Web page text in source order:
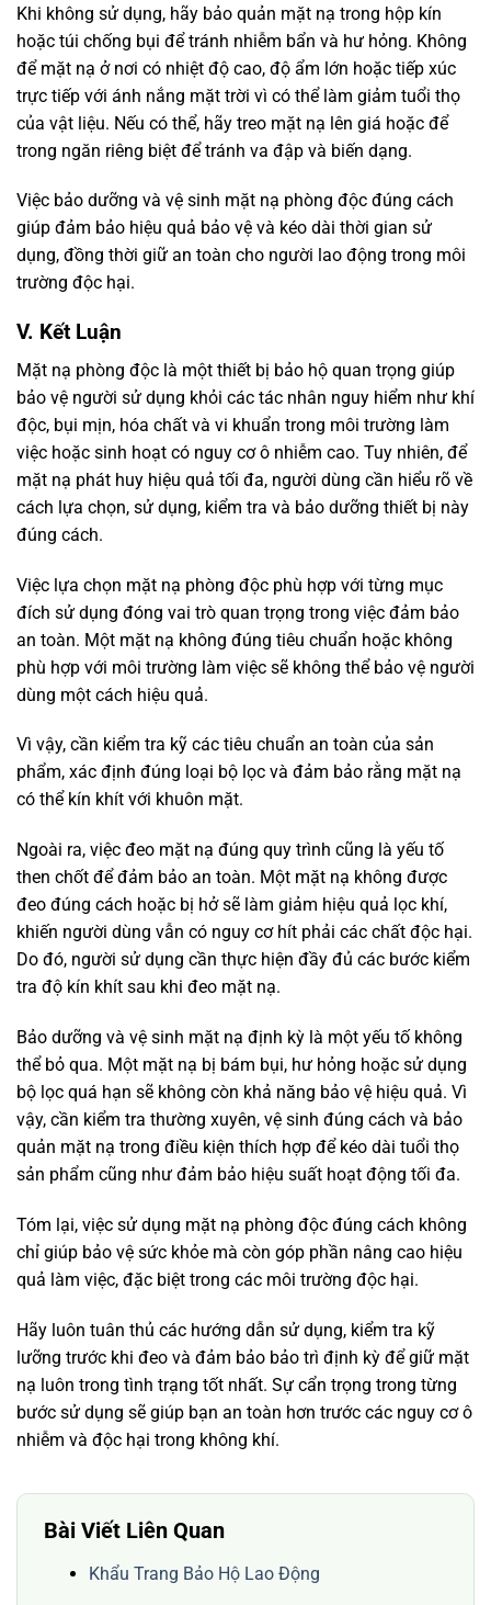
Khi không sử dụng, hãy bảo quản mặt nạ trong hộp kín
hoặc túi chống bụi để tránh nhiễm bẩn và hư hỏng. Không
để mặt nạ ở nơi có nhiệt độ cao, độ ẩm lớn hoặc tiếp xúc
trực tiếp với ánh nắng mặt trời vì có thể làm giảm tuổi thọ
của vật liệu. Nếu có thể, hãy treo mặt nạ lên giá hoặc để
trong ngăn riêng biệt để tránh va đập và biến dạng.
Việc bảo dưỡng và vệ sinh mặt nạ phòng độc đúng cách
giúp đảm bảo hiệu quả bảo vệ và kéo dài thời gian sử
dụng, đồng thời giữ an toàn cho người lao động trong môi
trường độc hại.
V. Kết Luận
Mặt nạ phòng độc là một thiết bị bảo hộ quan trọng giúp
bảo vệ người sử dụng khỏi các tác nhân nguy hiểm như khí
độc, bụi mịn, hóa chất và vi khuẩn trong môi trường làm
việc hoặc sinh hoạt có nguy cơ ô nhiễm cao. Tuy nhiên, để
mặt nạ phát huy hiệu quả tối đa, người dùng cần hiểu rõ về
cách lựa chọn, sử dụng, kiểm tra và bảo dưỡng thiết bị này
đúng cách.
Việc lựa chọn mặt nạ phòng độc phù hợp với từng mục
đích sử dụng đóng vai trò quan trọng trong việc đảm bảo
an toàn. Một mặt nạ không đúng tiêu chuẩn hoặc không
phù hợp với môi trường làm việc sẽ không thể bảo vệ người
dùng một cách hiệu quả.
Vì vậy, cần kiểm tra kỹ các tiêu chuẩn an toàn của sản
phẩm, xác định đúng loại bộ lọc và đảm bảo rằng mặt nạ
có thể kín khít với khuôn mặt.
Ngoài ra, việc đeo mặt nạ đúng quy trình cũng là yếu tố
then chốt để đảm bảo an toàn. Một mặt nạ không được
đeo đúng cách hoặc bị hở sẽ làm giảm hiệu quả lọc khí,
khiến người dùng vẫn có nguy cơ hít phải các chất độc hại.
Do đó, người sử dụng cần thực hiện đầy đủ các bước kiểm
tra độ kín khít sau khi đeo mặt nạ.
Bảo dưỡng và vệ sinh mặt nạ định kỳ là một yếu tố không
thể bỏ qua. Một mặt nạ bị bám bụi, hư hỏng hoặc sử dụng
bộ lọc quá hạn sẽ không còn khả năng bảo vệ hiệu quả. Vì
vậy, cần kiểm tra thường xuyên, vệ sinh đúng cách và bảo
quản mặt nạ trong điều kiện thích hợp để kéo dài tuổi thọ
sản phẩm cũng như đảm bảo hiệu suất hoạt động tối đa.
Tóm lại, việc sử dụng mặt nạ phòng độc đúng cách không
chỉ giúp bảo vệ sức khỏe mà còn góp phần nâng cao hiệu
quả làm việc, đặc biệt trong các môi trường độc hại.
Hãy luôn tuân thủ các hướng dẫn sử dụng, kiểm tra kỹ
lưỡng trước khi đeo và đảm bảo bảo trì định kỳ để giữ mặt
nạ luôn trong tình trạng tốt nhất. Sự cẩn trọng trong từng
bước sử dụng sẽ giúp bạn an toàn hơn trước các nguy cơ ô
nhiễm và độc hại trong không khí.
Bài Viết Liên Quan
Khẩu Trang Bảo Hộ Lao Động